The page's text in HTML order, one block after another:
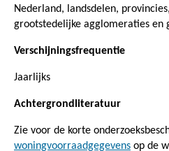
Nederland, landsdelen,
grootstedelijke agglomeraties en
Verschijningsfrequentie
Jaarlijks
Achtergrondliteratuur
Zie voor de korte
woningvoorraadgegevens op de